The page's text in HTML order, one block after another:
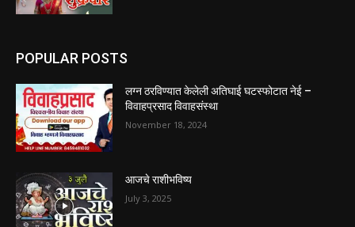
POPULAR POSTS
लग्न ठरविण्यात केलेली अतिघाई घटस्फोटात नेई –
विवाहप्रसाद विवाहसंस्था
November 18, 2024
आजचे राशीभविष्य
July 3, 2025